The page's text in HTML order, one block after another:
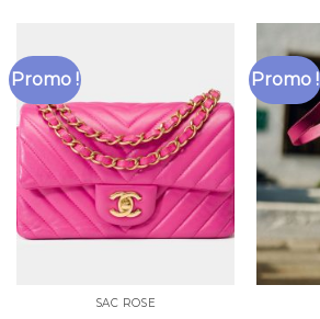
Promo !
SAC ROSE
Promo !